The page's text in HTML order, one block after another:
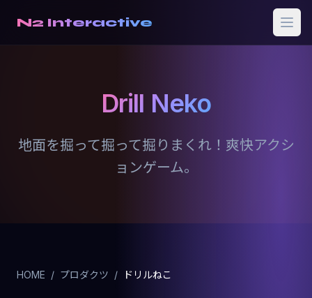
N2 Interactive
Drill Neko
地面を掘って掘って掘りまくれ！爽快アクシ
ョンゲーム。
HOME / プロダクツ / ドリルねこ